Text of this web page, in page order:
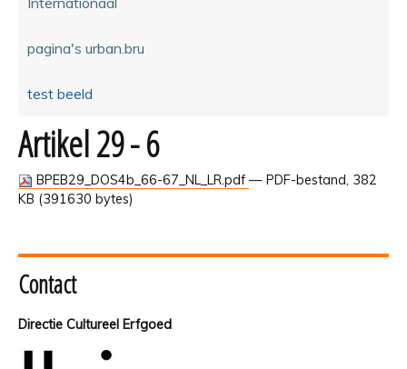
pagina's urban.bru
test beeld
Artikel 29 - 6
BPEB29_DOS4b_66-67_NL_LR.pdf — PDF-bestand, 382
KB (391630 bytes)
Contact
Directie Cultureel Erfgoed